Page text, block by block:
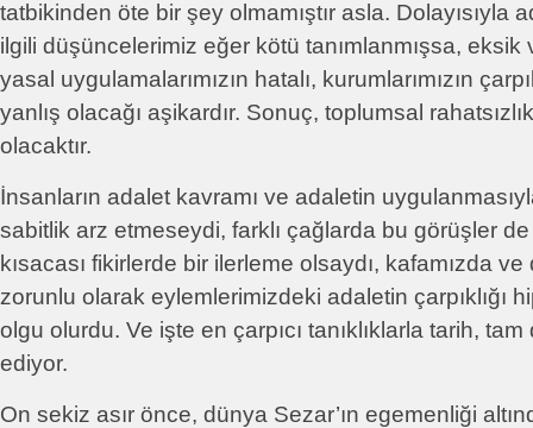
tatbikinden öte bir şey olmamıştır asla. Dolayısıyla
ilgili düşüncelerimiz eğer kötü tanımlanmışsa, eksik
yasal uygulamalarımızın hatalı, kurumlarımızın
yanlış olacağı aşikardır. Sonuç, toplumsal
olacaktır.
İnsanların adalet kavramı ve adaletin
sabitlik arz etmeseydi, farklı çağlarda bu görüşler
kısacası fikirlerde bir ilerleme olsaydı, kafamızda ve
zorunlu olarak eylemlerimizdeki adaletin çarpıklığı
olgu olurdu. Ve işte en çarpıcı tanıklıklarla tarih,
ediyor.
On sekiz asır önce, dünya Sezar’ın egemenliği